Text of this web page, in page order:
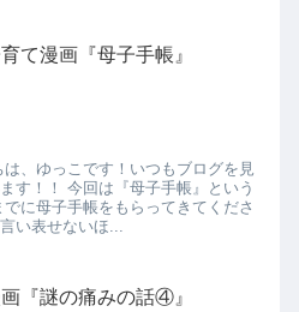
て漫画『母子手帳』
、ゆっこです！いつもブログを見
す！！ 今回は『母子手帳』という
に母子手帳をもらってきてくださ
い表せないほ...
『謎の痛みの話④』